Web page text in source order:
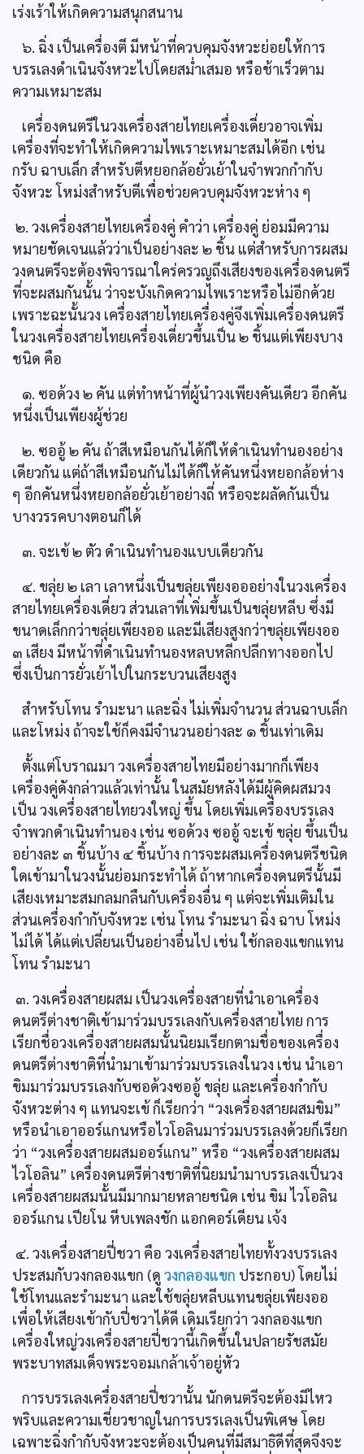
เร่งเร้าให้เกิดความสนุกสนาน
๖. ฉิ่ง เป็นเครื่องตี มีหน้าที่ควบคุมจังหวะย่อยให้การ
บรรเลงดำเนินจังหวะไปโดยสม่ำเสมอ หรือช้าเร็วตาม
ความเหมาะสม
เครื่องดนตรีในวงเครื่องสายไทยเครื่องเดี่ยวอาจเพิ่ม
เครื่องที่จะทำให้เกิดความไพเราะเหมาะสมได้อีก เช่น
กรับ ฉาบเล็ก สำหรับตีหยอกล้อยั่วเย้าในจำพวกกำกับ
จังหวะ โหม่งสำหรับตีเพื่อช่วยควบคุมจังหวะห่าง ๆ
๒. วงเครื่องสายไทยเครื่องคู่ คำว่า เครื่องคู่ ย่อมมีความ
หมายชัดเจนแล้วว่าเป็นอย่างละ ๒ ชิ้น แต่สำหรับการผสม
วงดนตรีจะต้องพิจารณาใคร่ครวญถึงเสียงของเครื่องดนตรี
ที่จะผสมกันนั้น ว่าจะบังเกิดความไพเราะหรือไม่อีกด้วย
เพราะฉะนั้นวง เครื่องสายไทยเครื่องคู่จึงเพิ่มเครื่องดนตรี
ในวงเครื่องสายไทยเครื่องเดี่ยวขึ้นเป็น ๒ ชิ้นแต่เพียงบาง
ชนิด คือ
๑. ซอด้วง ๒ คัน แต่ทำหน้าที่ผู้นำวงเพียงคันเดียว อีกคัน
หนึ่งเป็นเพียงผู้ช่วย
๒. ซออู้ ๒ คัน ถ้าสีเหมือนกันได้ก็ให้ดำเนินทำนองอย่าง
เดียวกัน แต่ถ้าสีเหมือนกันไม่ได้ก็ให้คันหนึ่งหยอกล้อห่าง
ๆ อีกคันหนึ่งหยอกล้อยั่วเย้าอย่างถี่ หรือจะผลัดกันเป็น
บางวรรคบางตอนก็ได้
๓. จะเข้ ๒ ตัว ดำเนินทำนองแบบเดียวกัน
๔. ขลุ่ย ๒ เลา เลาหนึ่งเป็นขลุ่ยเพียงอออย่างในวงเครื่อง
สายไทยเครื่องเดี่ยว ส่วนเลาที่เพิ่มขึ้นเป็นขลุ่ยหลีบ ซึ่งมี
ขนาดเล็กกว่าขลุ่ยเพียงออ และมีเสียงสูงกว่าขลุ่ยเพียงออ
๓ เสียง มีหน้าที่ดำเนินทำนองหลบหลีกปลีกทางออกไป
ซึ่งเป็นการยั่วเย้าไปในกระบวนเสียงสูง
สำหรับโทน รำมะนา และฉิ่ง ไม่เพิ่มจำนวน ส่วนฉาบเล็ก
และโหม่ง ถ้าจะใช้ก็คงมีจำนวนอย่างละ ๑ ชิ้นเท่าเดิม
ตั้งแต่โบราณมา วงเครื่องสายไทยมีอย่างมากก็เพียง
เครื่องคู่ดังกล่าวแล้วเท่านั้น ในสมัยหลังได้มีผู้คิดผสมวง
เป็น วงเครื่องสายไทยวงใหญ่ ขึ้น โดยเพิ่มเครื่องบรรเลง
จำพวกดำเนินทำนอง เช่น ซอด้วง ซออู้ จะเข้ ขลุ่ย ขึ้นเป็น
อย่างละ ๓ ชิ้นบ้าง ๔ ชิ้นบ้าง การจะผสมเครื่องดนตรีชนิด
ใดเข้ามาในวงนั้นย่อมกระทำได้ ถ้าหากเครื่องดนตรีนั้นมี
เสียงเหมาะสมกลมกลืนกับเครื่องอื่น ๆ แต่จะเพิ่มเติมใน
ส่วนเครื่องกำกับจังหวะ เช่น โทน รำมะนา ฉิ่ง ฉาบ โหม่ง
ไม่ได้ ได้แต่เปลี่ยนเป็นอย่างอื่นไป เช่น ใช้กลองแขกแทน
โทน รำมะนา
๓. วงเครื่องสายผสม เป็นวงเครื่องสายที่นำเอาเครื่อง
ดนตรีต่างชาติเข้ามาร่วมบรรเลงกับเครื่องสายไทย การ
เรียกชื่อวงเครื่องสายผสมนั้นนิยมเรียกตามชื่อของเครื่อง
ดนตรีต่างชาติที่นำมาเข้ามาร่วมบรรเลงในวง เช่น นำเอา
ขิมมาร่วมบรรเลงกับซอด้วงซออู้ ขลุ่ย และเครื่องกำกับ
จังหวะต่าง ๆ แทนจะเข้ ก็เรียกว่า “วงเครื่องสายผสมขิม”
หรือนำเอาออร์แกนหรือไวโอลินมาร่วมบรรเลงด้วยก็เรียก
ว่า “วงเครื่องสายผสมออร์แกน” หรือ “วงเครื่องสายผสม
ไวโอลิน” เครื่องดนตรีต่างชาติที่นิยมนำมาบรรเลงเป็นวง
เครื่องสายผสมนั้นมีมากมายหลายชนิด เช่น ขิม ไวโอลิน
ออร์แกน เปียโน หีบเพลงชัก แอกคอร์เดียน เจ้ง
๔. วงเครื่องสายปี่ชวา คือ วงเครื่องสายไทยทั้งวงบรรเลง
ประสมกับวงกลองแขก (ดู วงกลองแขก ประกอบ) โดยไม่
ใช้โทนและรำมะนา และใช้ขลุ่ยหลีบแทนขลุ่ยเพียงออ
เพื่อให้เสียงเข้ากับปี่ชวาได้ดี เดิมเรียกว่า วงกลองแขก
เครื่องใหญ่วงเครื่องสายปี่ชวานี้เกิดขึ้นในปลายรัชสมัย
พระบาทสมเด็จพระจอมเกล้าเจ้าอยู่หัว
การบรรเลงเครื่องสายปี่ชวานั้น นักดนตรีจะต้องมีไหว
พริบและความเชี่ยวชาญในการบรรเลงเป็นพิเศษ โดย
เฉพาะฉิ่งกำกับจังหวะจะต้องเป็นคนที่มีสมาธิดีที่สุดจึงจะ